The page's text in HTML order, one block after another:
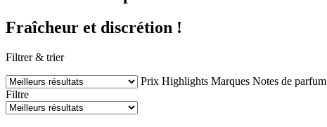
Fraîcheur et discrétion !
Filtrer & trier
Prix Highlights Marques Notes de parfum
Filtre